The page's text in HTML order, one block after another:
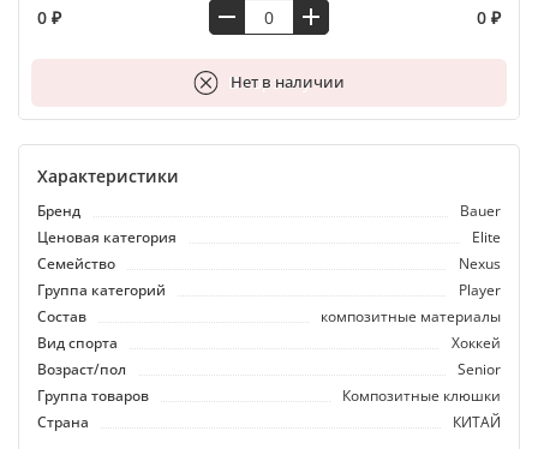
0 ₽ 0 ₽
Нет в наличии
В корзину
Характеристики
Бренд
Bauer
Ценовая категория
Elite
Семейство
Nexus
Группа категорий
Player
Состав
композитные материалы
Вид спорта
Хоккей
Возраст/пол
Senior
Группа товаров
Композитные клюшки
Страна
КИТАЙ